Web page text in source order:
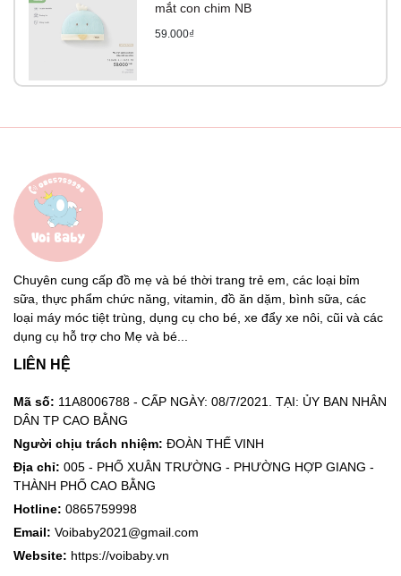
mắt con chim NB
59.000₫
Chuyên cung cấp đồ mẹ và bé thời trang trẻ em, các loại bỉm
sữa, thực phẩm chức năng, vitamin, đồ ăn dặm, bình sữa, các
loại máy móc tiệt trùng, dụng cụ cho bé, xe đẩy xe nôi, cũi và các
dụng cụ hỗ trợ cho Mẹ và bé...
LIÊN HỆ
Mã số: 11A8006788 - CẤP NGÀY: 08/7/2021. TẠI: ỦY BAN NHÂN
DÂN TP CAO BẰNG
Người chịu trách nhiệm: ĐOÀN THẾ VINH
Địa chỉ: 005 - PHỐ XUÂN TRƯỜNG - PHƯỜNG HỢP GIANG -
THÀNH PHỐ CAO BẰNG
Hotline: 0865759998
Email: Voibaby2021@gmail.com
Website: https://voibaby.vn